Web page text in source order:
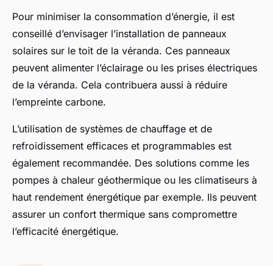
Pour minimiser la consommation d’énergie, il est
conseillé d’envisager l’installation de panneaux
solaires sur le toit de la véranda. Ces panneaux
peuvent alimenter l’éclairage ou les prises électriques
de la véranda. Cela contribuera aussi à réduire
l’empreinte carbone.
L’utilisation de systèmes de chauffage et de
refroidissement efficaces et programmables est
également recommandée. Des solutions comme les
pompes à chaleur géothermique ou les climatiseurs à
haut rendement énergétique par exemple. Ils peuvent
assurer un confort thermique sans compromettre
l’efficacité énergétique.